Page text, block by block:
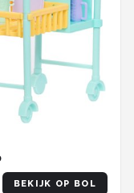
BEKIJK OP BOL